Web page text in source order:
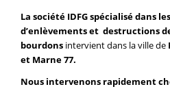
La société IDFG spécialisé dans
d’enlèvements et destructions
bourdons intervient dans la ville de
et Marne 77.
Nous intervenons rapidement